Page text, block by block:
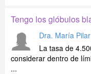
Tengo los glóbulos
Dra. María
La tasa de
considerar dentro de
...